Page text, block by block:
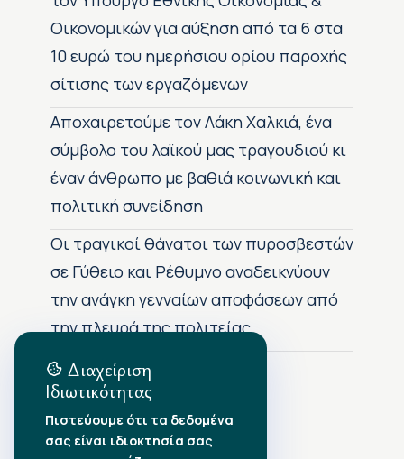
Οικονομικών για αύξηση από τα 6 στα
10 ευρώ του ημερήσιου ορίου παροχής
σίτισης των εργαζόμενων
Αποχαιρετούμε τον Λάκη Χαλκιά, ένα
σύμβολο του λαϊκού μας τραγουδιού κι
έναν άνθρωπο με βαθιά κοινωνική και
πολιτική συνείδηση
Οι τραγικοί θάνατοι των πυροσβεστών
σε Γύθειο και Ρέθυμνο αναδεικνύουν
την ανάγκη γενναίων αποφάσεων από
την πλευρά της πολιτείας
Αρχείο Δημοσιεύσεων
•Αύγουστος 2026
Διαχείριση
Ιδιωτικότητας
Πιστεύουμε ότι τα δεδομένα
σας είναι ιδιοκτησία σας